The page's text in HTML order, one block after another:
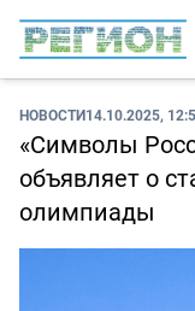
НОВОСТИ14.10.2025,
«Символы
объявляет о
олимпиады